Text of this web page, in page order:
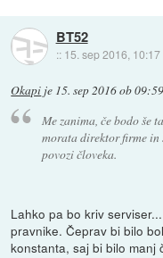
BT52
:: 15. sep 2016, 10:17
Okapi je 15. sep 2016 ob 09:59
Me zanima, če bodo še
morata direktor firme in
povozi človeka.
Lahko pa bo kriv
pravnike. Čeprav bi bilo
konstanta, saj bi bilo manj